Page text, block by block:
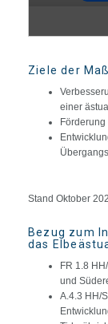
Ziele der
einer
Stand Oktober
Bezug zum
das
FR 1.8
und
A.4.3 HH/